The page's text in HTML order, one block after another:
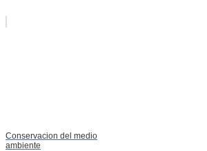
Conservacion del medio
ambiente